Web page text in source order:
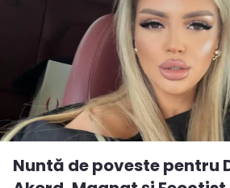
Nuntă de poveste pentru